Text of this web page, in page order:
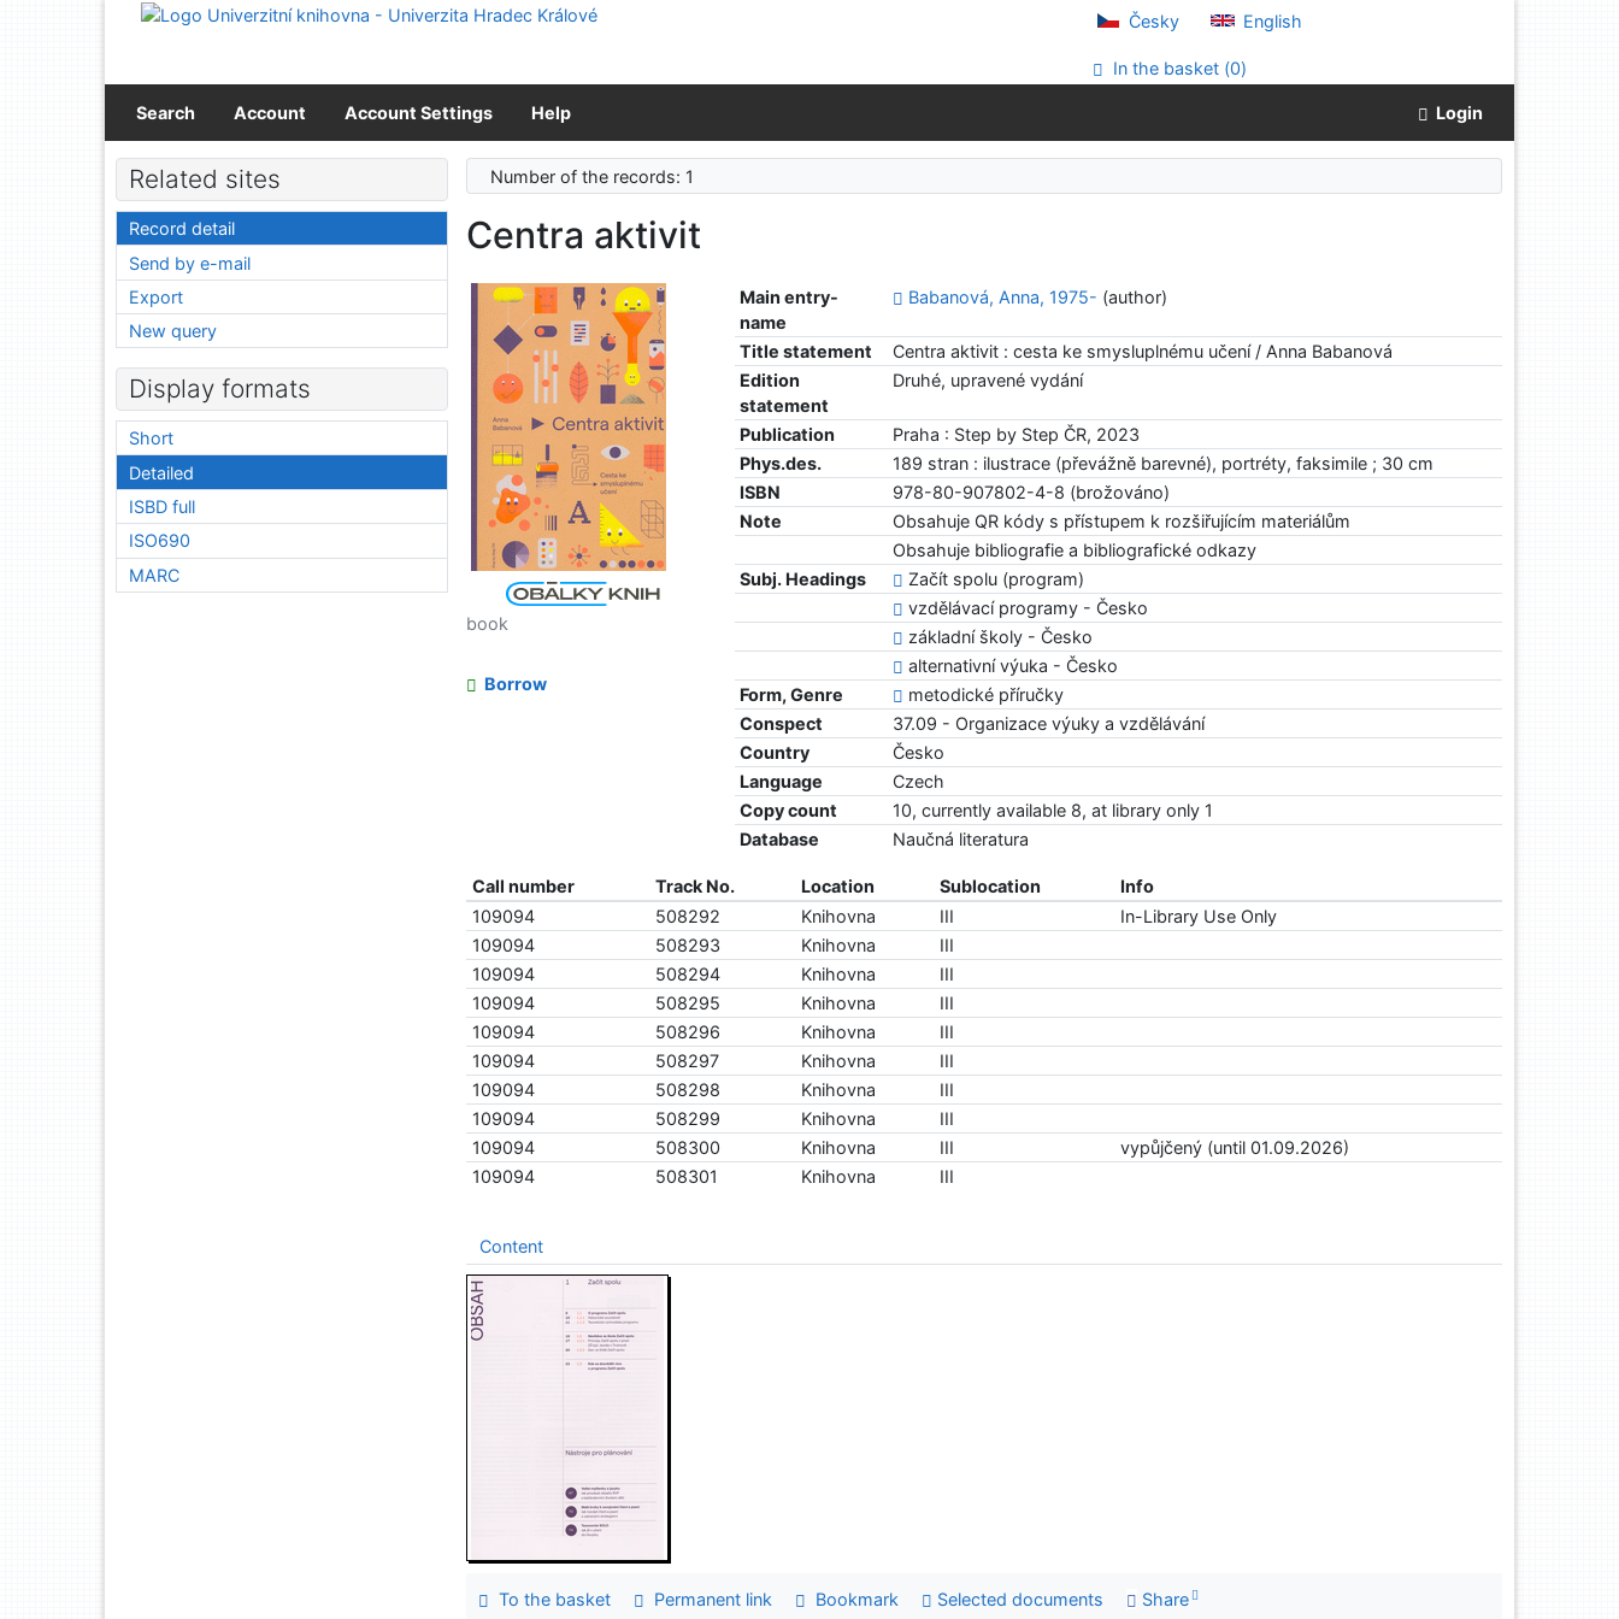
Go to content
Česky English
In the basket (0)
Search Account Account Settings Help Login
Number of the records: 1
Centra aktivit
Main entry-
name
Babanová, Anna, 1975- (author)
Title statement
Centra aktivit : cesta ke smysluplnému učení / Anna Babanová
Edition
statement
Druhé, upravené vydání
Publication
Praha : Step by Step ČR, 2023
Phys.des.
189 stran : ilustrace (převážně barevné), portréty, faksimile ; 30 cm
ISBN
978-80-907802-4-8 (brožováno)
Note
Obsahuje QR kódy s přístupem k rozšiřujícím materiálům
Obsahuje bibliografie a bibliografické odkazy
Subj. Headings
Začít spolu (program)
vzdělávací programy - Česko
základní školy - Česko
alternativní výuka - Česko
Form, Genre
metodické příručky
Conspect
37.09 - Organizace výuky a vzdělávání
Country
Česko
Language
Czech
Copy count
10, currently available 8, at library only 1
Database
Naučná literatura
book
Borrow
Call number Track No. Location Sublocation
Info
109094
508292 Knihovna III
In-Library Use Only
109094
508293 Knihovna
III
109094
508294 Knihovna
III
109094
508295 Knihovna
III
109094
508296 Knihovna
III
109094
508297 Knihovna
III
109094
508298 Knihovna
III
109094
508299 Knihovna
III
109094
508300 Knihovna III
vypůjčený (until 01.09.2026)
109094
508301 Knihovna III
Content
To the basket Permanent link Bookmark Selected documents Share
Related sites
Record detail
Send by e-mail
Export
New query
Display formats
Short
Detailed
ISBD full
ISO690
MARC